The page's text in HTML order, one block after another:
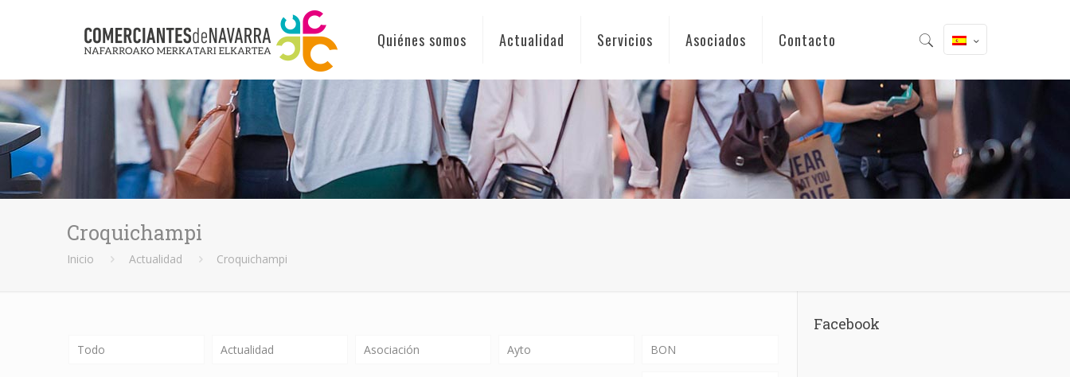
Quiénes somos Actualidad Servicios Asociados Contacto
Croquichampi
Inicio Actualidad Croquichampi
Todo Actualidad Asociación Ayto BON
Facebook